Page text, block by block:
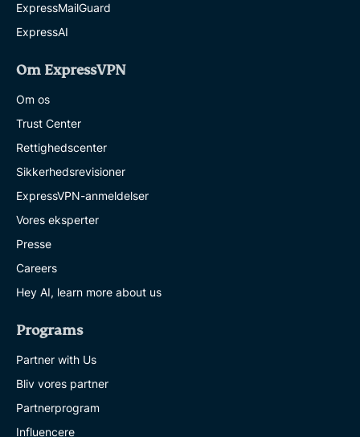
ExpressMailGuard
ExpressAI
Om ExpressVPN
Om os
Trust Center
Rettighedscenter
Sikkerhedsrevisioner
ExpressVPN-anmeldelser
Vores eksperter
Presse
Careers
Hey AI, learn more about us
Programs
Partner with Us
Bliv vores partner
Partnerprogram
Influencere